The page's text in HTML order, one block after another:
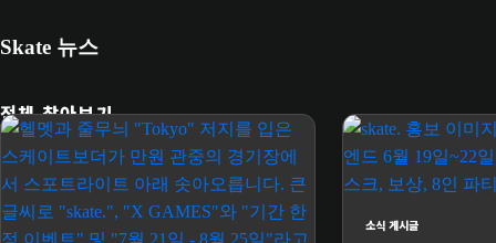
Skate 뉴스
전체 찾아보기
소식 게시글